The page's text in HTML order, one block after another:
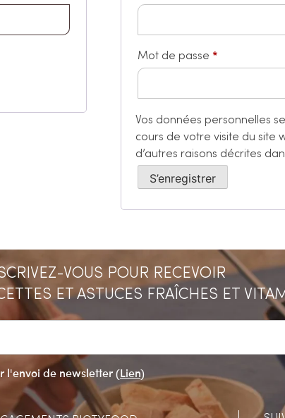
Mot de passe *
Vos données personnelles
cours de votre visite du site
d’autres raisons décrites
S’enregistrer
VOUS POUR RECEVOIR
ET ASTUCES FRAÎCHES ET
l'envoi de newsletter (Lien)